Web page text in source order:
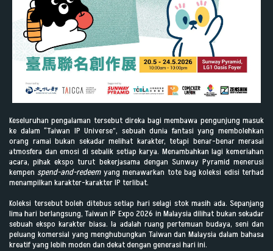
Keseluruhan pengalaman tersebut direka bagi membawa pengunjung masuk
ke dalam “Taiwan IP Universe”, sebuah dunia fantasi yang membolehkan
orang ramai bukan sekadar melihat karakter, tetapi benar-benar merasai
atmosfera dan emosi di sebalik setiap karya. Menambahkan lagi kemeriahan
acara, pihak ekspo turut bekerjasama dengan Sunway Pyramid menerusi
kempen spend-and-redeemyang menawarkan tote bag koleksi edisi terhad
menampilkan karakter-karakter IP terlibat.
Koleksi tersebut boleh ditebus setiap hari selagi stok masih ada. Sepanjang
lima hari berlangsung, Taiwan IP Expo 2026 in Malaysia dilihat bukan sekadar
sebuah ekspo karakter biasa. Ia adalah ruang pertemuan budaya, seni dan
peluang komersial yang menghubungkan Taiwan dan Malaysia dalam bahasa
kreatif yang lebih moden dan dekat dengan generasi hari ini.